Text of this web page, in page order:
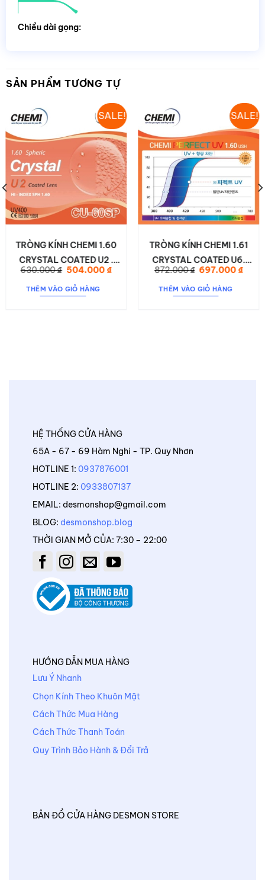
Chiều dài gọng:
SẢN PHẨM TƯƠNG TỰ
SALE!
TRÒNG KÍNH CHEMI 1.60
CRYSTAL COATED U2 .
CHẶN ÁNH SÁNG XANH,
CHỐNG TIA UV400. MỎNG
630.000₫ Giá
là:
630.000 ₫.
504.000₫Giá
THÊM VÀO GIỎ HÀNG
SALE!
TRÒNG KÍNH CHEMI 1.61
CRYSTAL COATED U6.
CHẶN ÁNH SÁNG XANH,
CHỐNG TIA UV420. MỎNG
872.000₫ Giá
là:
872.000 ₫.
697.000₫Giá
THÊM VÀO GIỎ HÀNG
HỆ THỐNG CỬA HÀNG
65A - 67 - 69 Hàm Nghi - TP. Quy Nhơn
HOTLINE 1: 0937876001
HOTLINE 2: 0933807137
EMAIL: desmonshop@gmail.com
BLOG: desmonshop.blog
THỜI GIAN MỞ CỦA: 7:30 – 22:00
HƯỚNG DẪN MUA HÀNG
Lưu Ý Nhanh
Chọn Kính Theo Khuôn Mặt
Cách Thức Mua Hàng
Cách Thức Thanh Toán
Quy Trình Bảo Hành & Đổi Trả
BẢN ĐỒ CỬA HÀNG DESMON STORE